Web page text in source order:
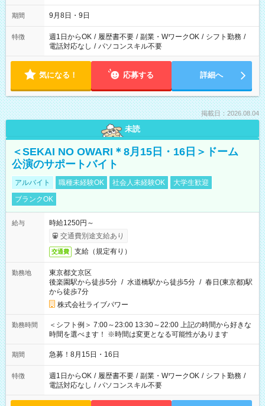
時間は変更となる可能性があります
期間 9月8日・9日
特徴 週1日からOK / 履歴書不要 / 副業・WワークOK / シフト勤務 /
電話対応なし / パソコンスキル不要
気になる！ 応募する 詳細へ
掲載日：2026.08.04
未読
＜SEKAI NO OWARI＊8月15日・16日＞ドーム
公演のサポートバイト
アルバイト 職種未経験OK 社会人未経験OK
大学生歓迎
ブランクOK
給与
時給1250円～
交通費別途支給あり
交通費 支給（規定有り）
勤務地
東京都文京区
後楽園駅から徒歩5分 / 水道橋駅から徒歩5分 / 春日(東京都)駅
から徒歩7分
株式会社ライブパワー
勤務時間
＜シフト例＞ 7:00～23:00 13:30～22:00 上記の時間から好きな
時間を選べます！ ※時間は変更となる可能性があります
期間 急募！8月15日・16日
特徴 週1日からOK / 履歴書不要 / 副業・WワークOK / シフト勤務 /
電話対応なし / パソコンスキル不要